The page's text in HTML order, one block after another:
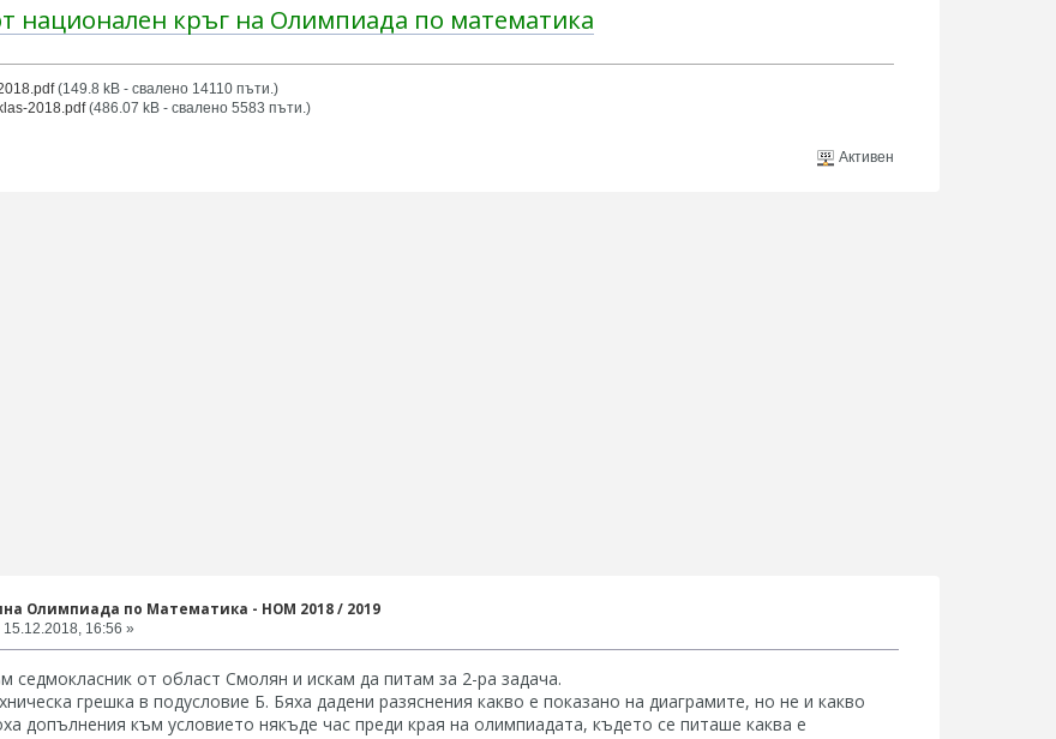
национален кръг на Олимпиада по математика
(149.8 kB - свалено 14110 пъти.)
2018.pdf(486.07 kB - свалено 5583 пъти.)
Активен
Олимпиада по Математика - НОМ 2018 / 2019
15.12.2018, 16:56 »
седмокласник от област Смолян и искам да питам за 2-ра задача.
грешка в подусловие Б. Бяха дадени разяснения какво е показано на диаграмите, но не и какво
допълнения към условието някъде час преди края на олимпиадата, където се питаше каква е